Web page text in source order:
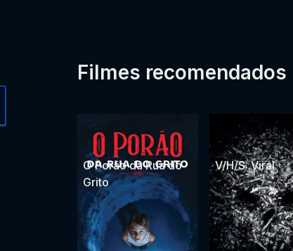
Filmes recomendados
O Porão da Rua do
Grito
V/H/S: Viral